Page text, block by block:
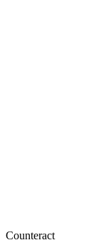
Counteract